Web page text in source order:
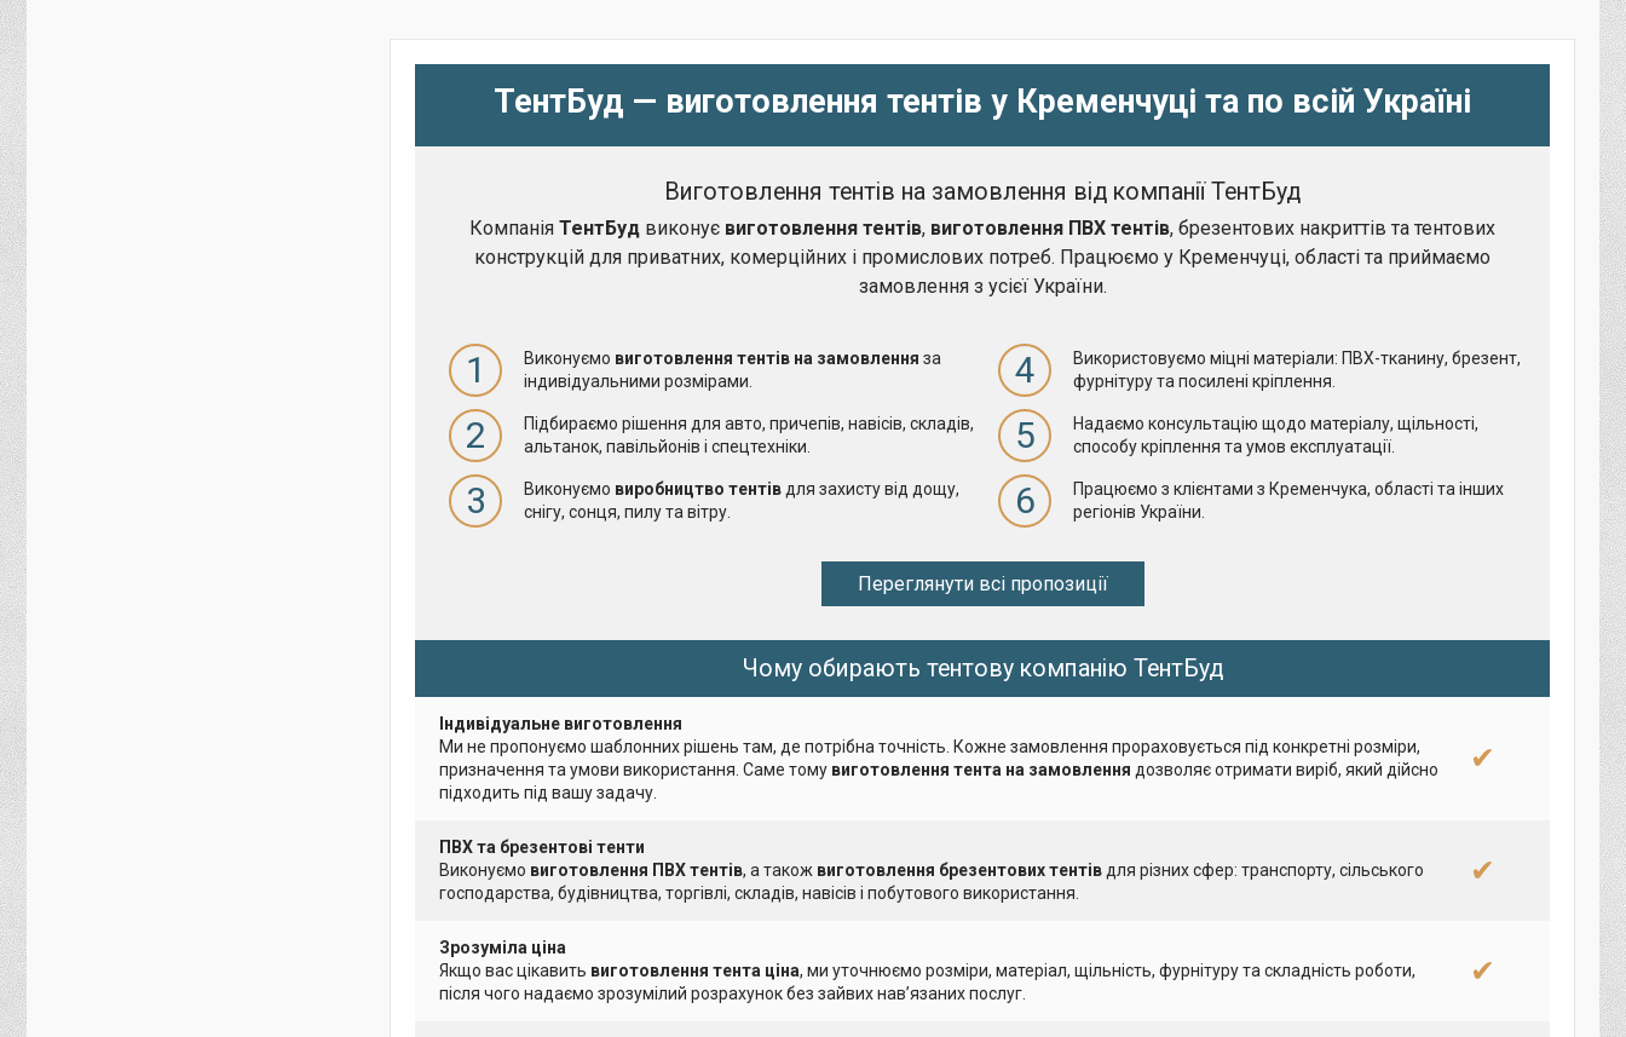
ТентБуд — виготовлення тентів у Кременчуці та по всій Україні
Виготовлення тентів на замовлення від компанії ТентБуд
Компанія ТентБуд виконує виготовлення тентів, виготовлення ПВХ тентів, брезентових накриттів та тентових
конструкцій для приватних, комерційних і промислових потреб. Працюємо у Кременчуці, області та приймаємо
замовлення з усієї України.
1 Виконуємо виготовлення тентів на замовлення за
індивідуальними розмірами.
4
Використовуємо міцні матеріали: ПВХ-тканину, брезент,
фурнітуру та посилені кріплення.
2
Підбираємо рішення для авто, причепів, навісів, складів,
альтанок, павільйонів і спецтехніки.
5
Надаємо консультацію щодо матеріалу, щільності,
способу кріплення та умов експлуатації.
3 Виконуємо виробництво тентівдля захисту від дощу,
снігу, сонця, пилу та вітру.
6
Працюємо з клієнтами з Кременчука, області та інших
регіонів України.
Переглянути всі пропозиції
Чому обирають тентову компанію ТентБуд
Індивідуальне виготовлення
Ми не пропонуємо шаблонних рішень там, де потрібна точність. Кожне замовлення прораховується під конкретні розміри,
призначення та умови використання. Саме тому виготовлення тента на замовлення дозволяє отримати виріб, який дійсно
підходить під вашу задачу.
✔
ПВХ та брезентові тенти
Виконуємо виготовлення ПВХ тентів, а також виготовлення брезентових тентівдля різних сфер: транспорту, сільського
господарства, будівництва, торгівлі, складів, навісів і побутового використання.
✔
Зрозуміла ціна
Якщо вас цікавить виготовлення тента ціна, ми уточнюємо розміри, матеріал, щільність, фурнітуру та складність роботи,
після чого надаємо зрозумілий розрахунок без зайвих нав’язаних послуг.
✔